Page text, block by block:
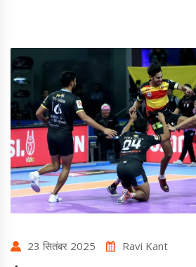
23 सितंबर 2025 Ravi Kant